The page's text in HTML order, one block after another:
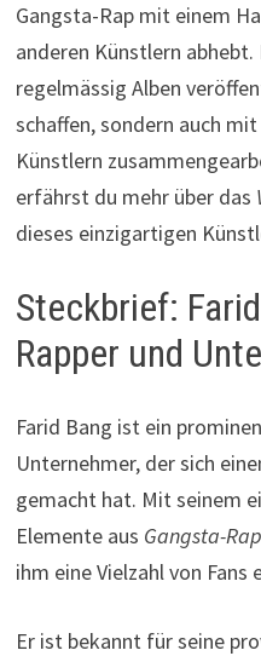
Gangsta-Rap mit einem
anderen Künstlern
regelmässig Alben
schaffen, sondern auch
Künstlern
erfährst du mehr über das
dieses einzigartigen
Steckbrief:
Rapper und
Farid Bang ist ein
Unternehmer, der sich
gemacht hat. Mit seinem
Elemente aus Gangsta-Rap
ihm eine Vielzahl von Fans
Er ist bekannt für seine